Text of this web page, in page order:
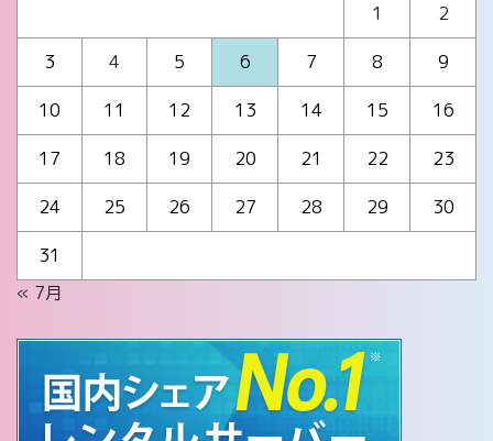
1
2
3
4 5 6 7 8
9
10
11 12 13 14 15
16
17
18 19 20 21 22
23
24
25 26 27 28 29
30
31
« 7月